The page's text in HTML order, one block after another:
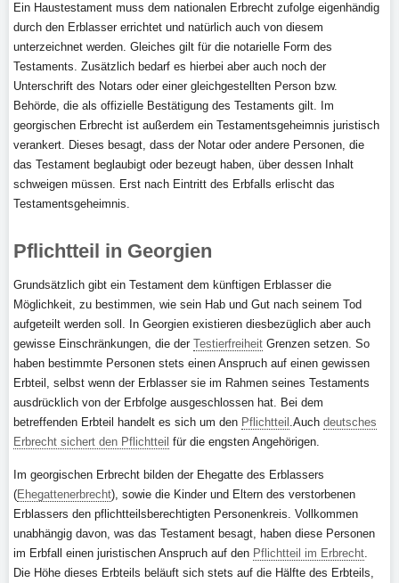
Ein Haustestament muss dem nationalen Erbrecht zufolge eigenhändig
durch den Erblasser errichtet und natürlich auch von diesem
unterzeichnet werden. Gleiches gilt für die notarielle Form des
Testaments. Zusätzlich bedarf es hierbei aber auch noch der
Unterschrift des Notars oder einer gleichgestellten Person bzw.
Behörde, die als offizielle Bestätigung des Testaments gilt. Im
georgischen Erbrecht ist außerdem ein Testamentsgeheimnis juristisch
verankert. Dieses besagt, dass der Notar oder andere Personen, die
das Testament beglaubigt oder bezeugt haben, über dessen Inhalt
schweigen müssen. Erst nach Eintritt des Erbfalls erlischt das
Testamentsgeheimnis.
Pflichtteil in Georgien
Grundsätzlich gibt ein Testament dem künftigen Erblasser die
Möglichkeit, zu bestimmen, wie sein Hab und Gut nach seinem Tod
aufgeteilt werden soll. In Georgien existieren diesbezüglich aber auch
gewisse Einschränkungen, die der Testierfreiheit Grenzen setzen. So
haben bestimmte Personen stets einen Anspruch auf einen gewissen
Erbteil, selbst wenn der Erblasser sie im Rahmen seines Testaments
ausdrücklich von der Erbfolge ausgeschlossen hat. Bei dem
betreffenden Erbteil handelt es sich um den Pflichtteil .Auch deutsches
Erbrecht sichert den Pflichtteil für die engsten Angehörigen.
Im georgischen Erbrecht bilden der Ehegatte des Erblassers
(Ehegattenerbrecht), sowie die Kinder und Eltern des verstorbenen
Erblassers den pflichtteilsberechtigten Personenkreis. Vollkommen
unabhängig davon, was das Testament besagt, haben diese Personen
im Erbfall einen juristischen Anspruch auf den Pflichtteil im Erbrecht.
Die Höhe dieses Erbteils beläuft sich stets auf die Hälfte des Erbteils,